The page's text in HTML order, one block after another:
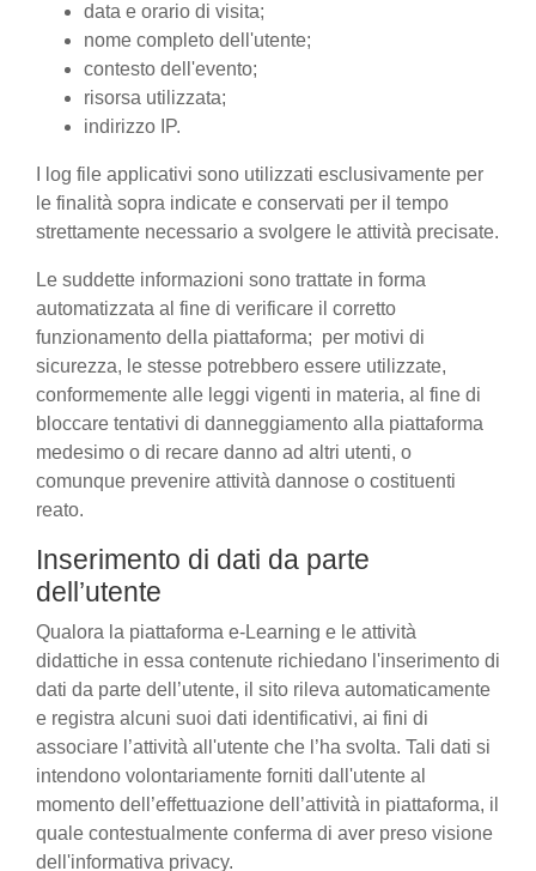
data e orario di visita;
nome completo dell'utente;
contesto dell'evento;
risorsa utilizzata;
indirizzo IP.
I log file applicativi sono utilizzati esclusivamente per
le finalità sopra indicate e conservati per il tempo
strettamente necessario a svolgere le attività precisate.
Le suddette informazioni sono trattate in forma
automatizzata al fine di verificare il corretto
funzionamento della piattaforma; per motivi di
sicurezza, le stesse potrebbero essere utilizzate,
conformemente alle leggi vigenti in materia, al fine di
bloccare tentativi di danneggiamento alla piattaforma
medesimo o di recare danno ad altri utenti, o
comunque prevenire attività dannose o costituenti
reato.
Inserimento di dati da parte
dell’utente
Qualora la piattaforma e-Learning e le attività
didattiche in essa contenute richiedano l'inserimento di
dati da parte dell’utente, il sito rileva automaticamente
e registra alcuni suoi dati identificativi, ai fini di
associare l’attività all'utente che l’ha svolta. Tali dati si
intendono volontariamente forniti dall'utente al
momento dell’effettuazione dell’attività in piattaforma, il
quale contestualmente conferma di aver preso visione
dell'informativa privacy.